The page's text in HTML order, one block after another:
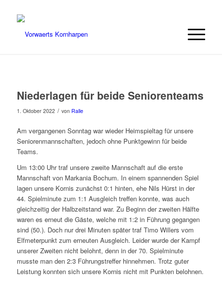
Niederlagen für beide Seniorenteams
1. Oktober 2022 / von Ralle
Am vergangenen Sonntag war wieder Heimspieltag für unsere
Seniorenmannschaften, jedoch ohne Punktgewinn für beide
Teams.
Um 13:00 Uhr traf unsere zweite Mannschaft auf die erste
Mannschaft von Markania Bochum. In einem spannenden Spiel
lagen unsere Kornis zunächst 0:1 hinten, ehe Nils Hürst in der
44. Spielminute zum 1:1 Ausgleich treffen konnte, was auch
gleichzeitig der Halbzeitstand war. Zu Beginn der zweiten Hälfte
waren es erneut die Gäste, welche mit 1:2 in Führung gegangen
sind (50.). Doch nur drei Minuten später traf Timo Willers vom
Elfmeterpunkt zum erneuten Ausgleich. Leider wurde der Kampf
unserer Zweiten nicht belohnt, denn in der 70. Spielminute
musste man den 2:3 Führungstreffer hinnehmen. Trotz guter
Leistung konnten sich unsere Kornis nicht mit Punkten belohnen.